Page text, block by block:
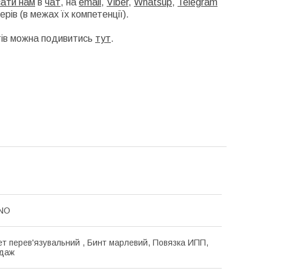
(в межах їх компетенції).
можна подивитись тут.
перев'язувальний , Бинт марлевий, Повязка ИПП,